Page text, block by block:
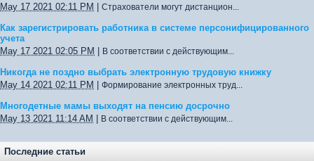
May 17 2021 02:11 PM
Страхователи могут дистанцион...
Как зарегистрировать работника в системе персонифицированного
учета
May 17 2021 02:05 PM
В соответствии с действующим...
Никогда не поздно выбрать электронную трудовую книжку
May 14 2021 02:11 PM
Формирование электронных труд...
Многодетные мамы выходят на пенсию досрочно
May 13 2021 11:14 AM
В соответствии с действующим...
Последние статьи